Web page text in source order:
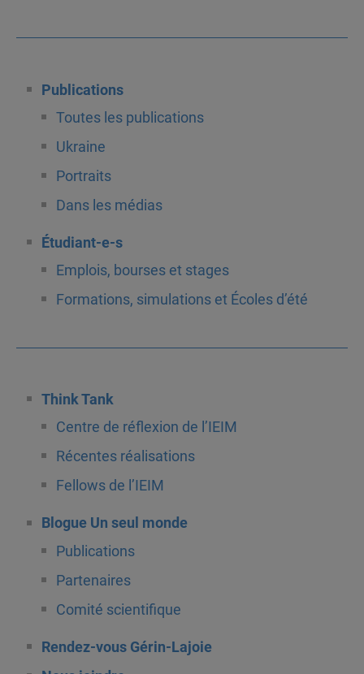
Publications
Toutes les publications
Ukraine
Portraits
Dans les médias
Étudiant-e-s
Emplois, bourses et stages
Formations, simulations et Écoles d’été
Think Tank
Centre de réflexion de l’IEIM
Récentes réalisations
Fellows de l’IEIM
Blogue Un seul monde
Publications
Partenaires
Comité scientifique
Rendez-vous Gérin-Lajoie